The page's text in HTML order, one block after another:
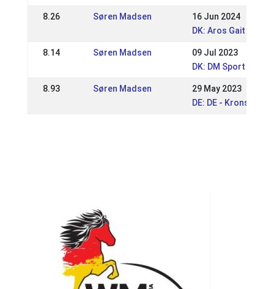
8.26 Søren Madsen
16 Jun 2024
DK: Aros Gait Event
8.14 Søren Madsen
09 Jul 2023
DK: DM Sport 2023
8.93 Søren Madsen
29 May 2023
DE: DE - Kronshof